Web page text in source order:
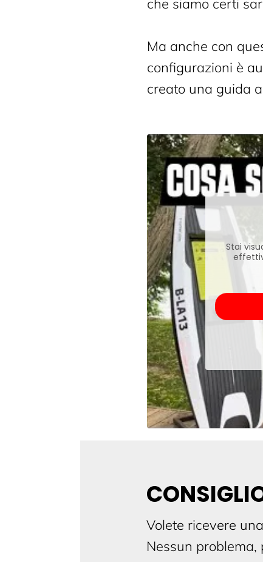
che siamo certi
Ma anche con
configurazioni è
creato una guida
Stai
Volete ricevere
Nessun